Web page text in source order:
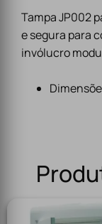
Tampa JP002
e segura para
invólucro